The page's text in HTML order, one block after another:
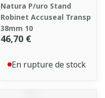
Natura P/uro Stand
Robinet Accuseal Transp
38mm 10
46,70 €
En rupture de stock